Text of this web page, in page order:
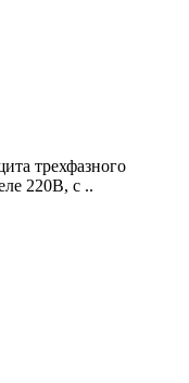
трехфазного
220В, с ..